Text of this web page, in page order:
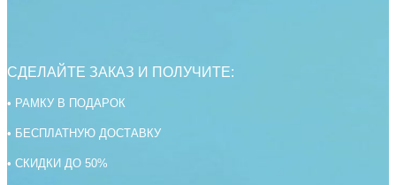
СДЕЛАЙТЕ ЗАКАЗ И ПОЛУЧИТЕ:
• РАМКУ В ПОДАРОК
• БЕСПЛАТНУЮ ДОСТАВКУ
• СКИДКИ ДО 50%